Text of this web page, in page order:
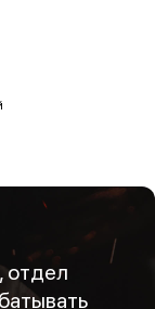
отдел